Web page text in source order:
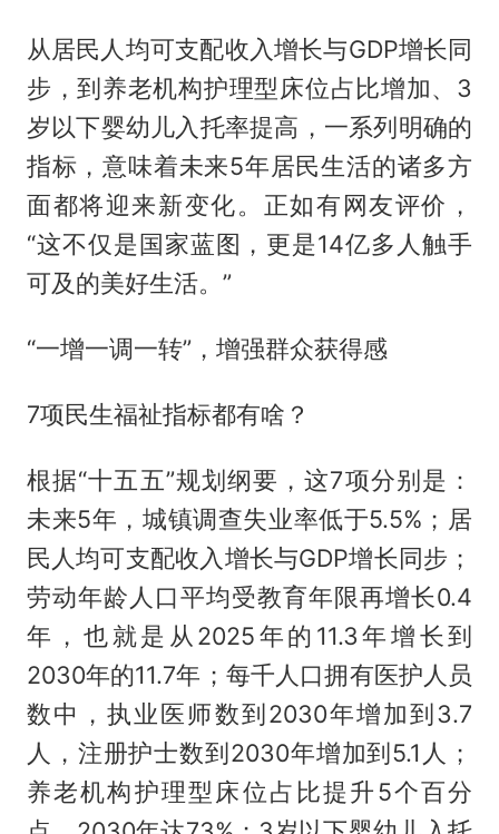
从居民人均可支配收入增长与GDP增长同
步，到养老机构护理型床位占比增加、3
岁以下婴幼儿入托率提高，一系列明确的
指标，意味着未来5年居民生活的诸多方
面都将迎来新变化。正如有网友评价，
“这不仅是国家蓝图，更是14亿多人触手
可及的美好生活。”
“一增一调一转”，增强群众获得感
7项民生福祉指标都有啥？
根据“十五五”规划纲要，这7项分别是：
未来5年，城镇调查失业率低于5.5%；居
民人均可支配收入增长与GDP增长同步；
劳动年龄人口平均受教育年限再增长0.4
年，也就是从2025年的11.3年增长到
2030年的11.7年；每千人口拥有医护人员
数中，执业医师数到2030年增加到3.7
人，注册护士数到2030年增加到5.1人；
养老机构护理型床位占比提升5个百分